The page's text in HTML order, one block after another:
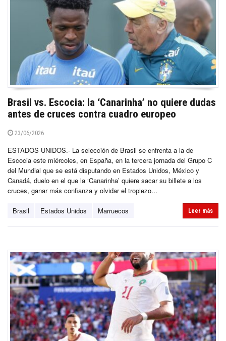
Brasil vs. Escocia: la ‘Canarinha’ no quiere dudas
antes de cruces contra cuadro europeo
23/06/2026
ESTADOS UNIDOS.- La selección de Brasil se enfrenta a la de
Escocia este miércoles, en España, en la tercera jornada del Grupo C
del Mundial que se está disputando en Estados Unidos, México y
Canadá, duelo en el que la ‘Canarinha’ quiere sacar su billete a los
cruces, ganar más confianza y olvidar el tropiezo...
Brasil Estados Unidos Marruecos Leer más